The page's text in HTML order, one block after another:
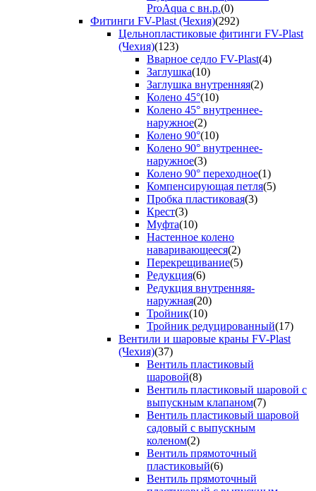
ProAqua с вн.р.(0)
Фитинги FV-Plast (Чехия)(292)
Цельнопластиковые фитинги FV-Plast
(Чехия)(123)
Вварное седло FV-Plast(4)
Заглушка(10)
Заглушка внутренняя(2)
Колено 45°(10)
Колено 45° внутреннее-
наружное(2)
Колено 90°(10)
Колено 90° внутреннее-
наружное(3)
Колено 90° переходное(1)
Компенсирующая петля(5)
Пробка пластиковая(3)
Крест(3)
Муфта(10)
Настенное колено
наваривающееся(2)
Перекрещивание(5)
Редукция(6)
Редукция внутренняя-
наружная(20)
Тройник(10)
Тройник редуцированный(17)
Вентили и шаровые краны FV-Plast
(Чехия)(37)
Вентиль пластиковый
шаровой(8)
Вентиль пластиковый шаровой с
выпускным клапаном(7)
Вентиль пластиковый шаровой
садовый с выпускным
коленом(2)
Вентиль прямоточный
пластиковый(6)
Вентиль прямоточный